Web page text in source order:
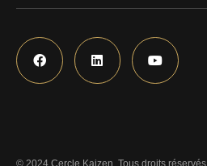
© 2024 Cercle Kaizen. Tous droits